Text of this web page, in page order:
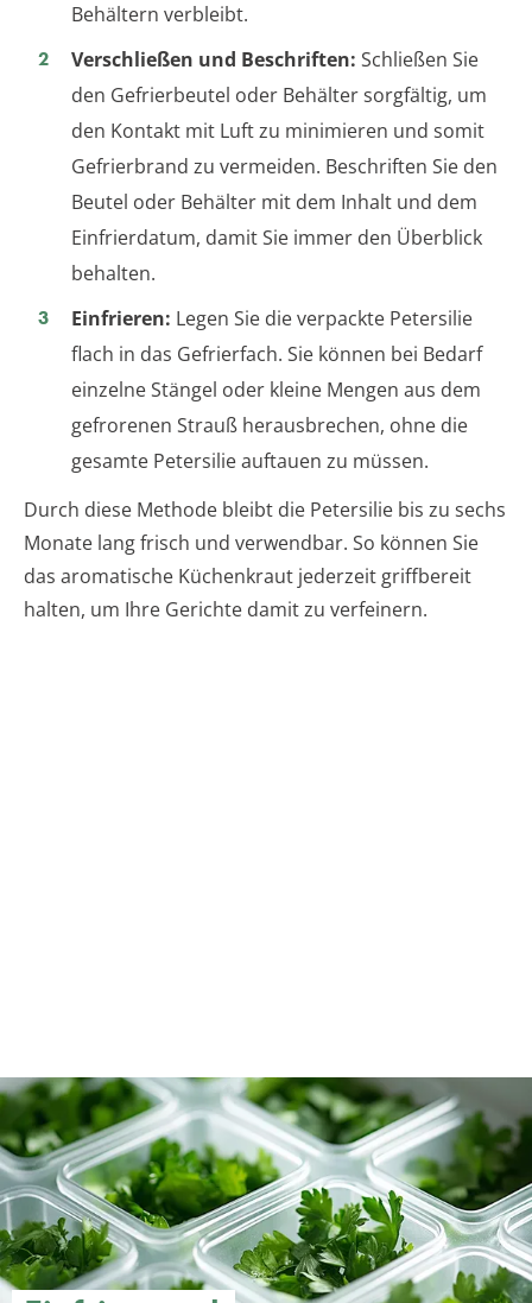
Behältern verbleibt.
Verschließen und Beschriften: Schließen Sie
den Gefrierbeutel oder Behälter sorgfältig, um
den Kontakt mit Luft zu minimieren und somit
Gefrierbrand zu vermeiden. Beschriften Sie den
Beutel oder Behälter mit dem Inhalt und dem
Einfrierdatum, damit Sie immer den Überblick
behalten.
Einfrieren: Legen Sie die verpackte Petersilie
flach in das Gefrierfach. Sie können bei Bedarf
einzelne Stängel oder kleine Mengen aus dem
gefrorenen Strauß herausbrechen, ohne die
gesamte Petersilie auftauen zu müssen.
Durch diese Methode bleibt die Petersilie bis zu sechs
Monate lang frisch und verwendbar. So können Sie
das aromatische Küchenkraut jederzeit griffbereit
halten, um Ihre Gerichte damit zu verfeinern.